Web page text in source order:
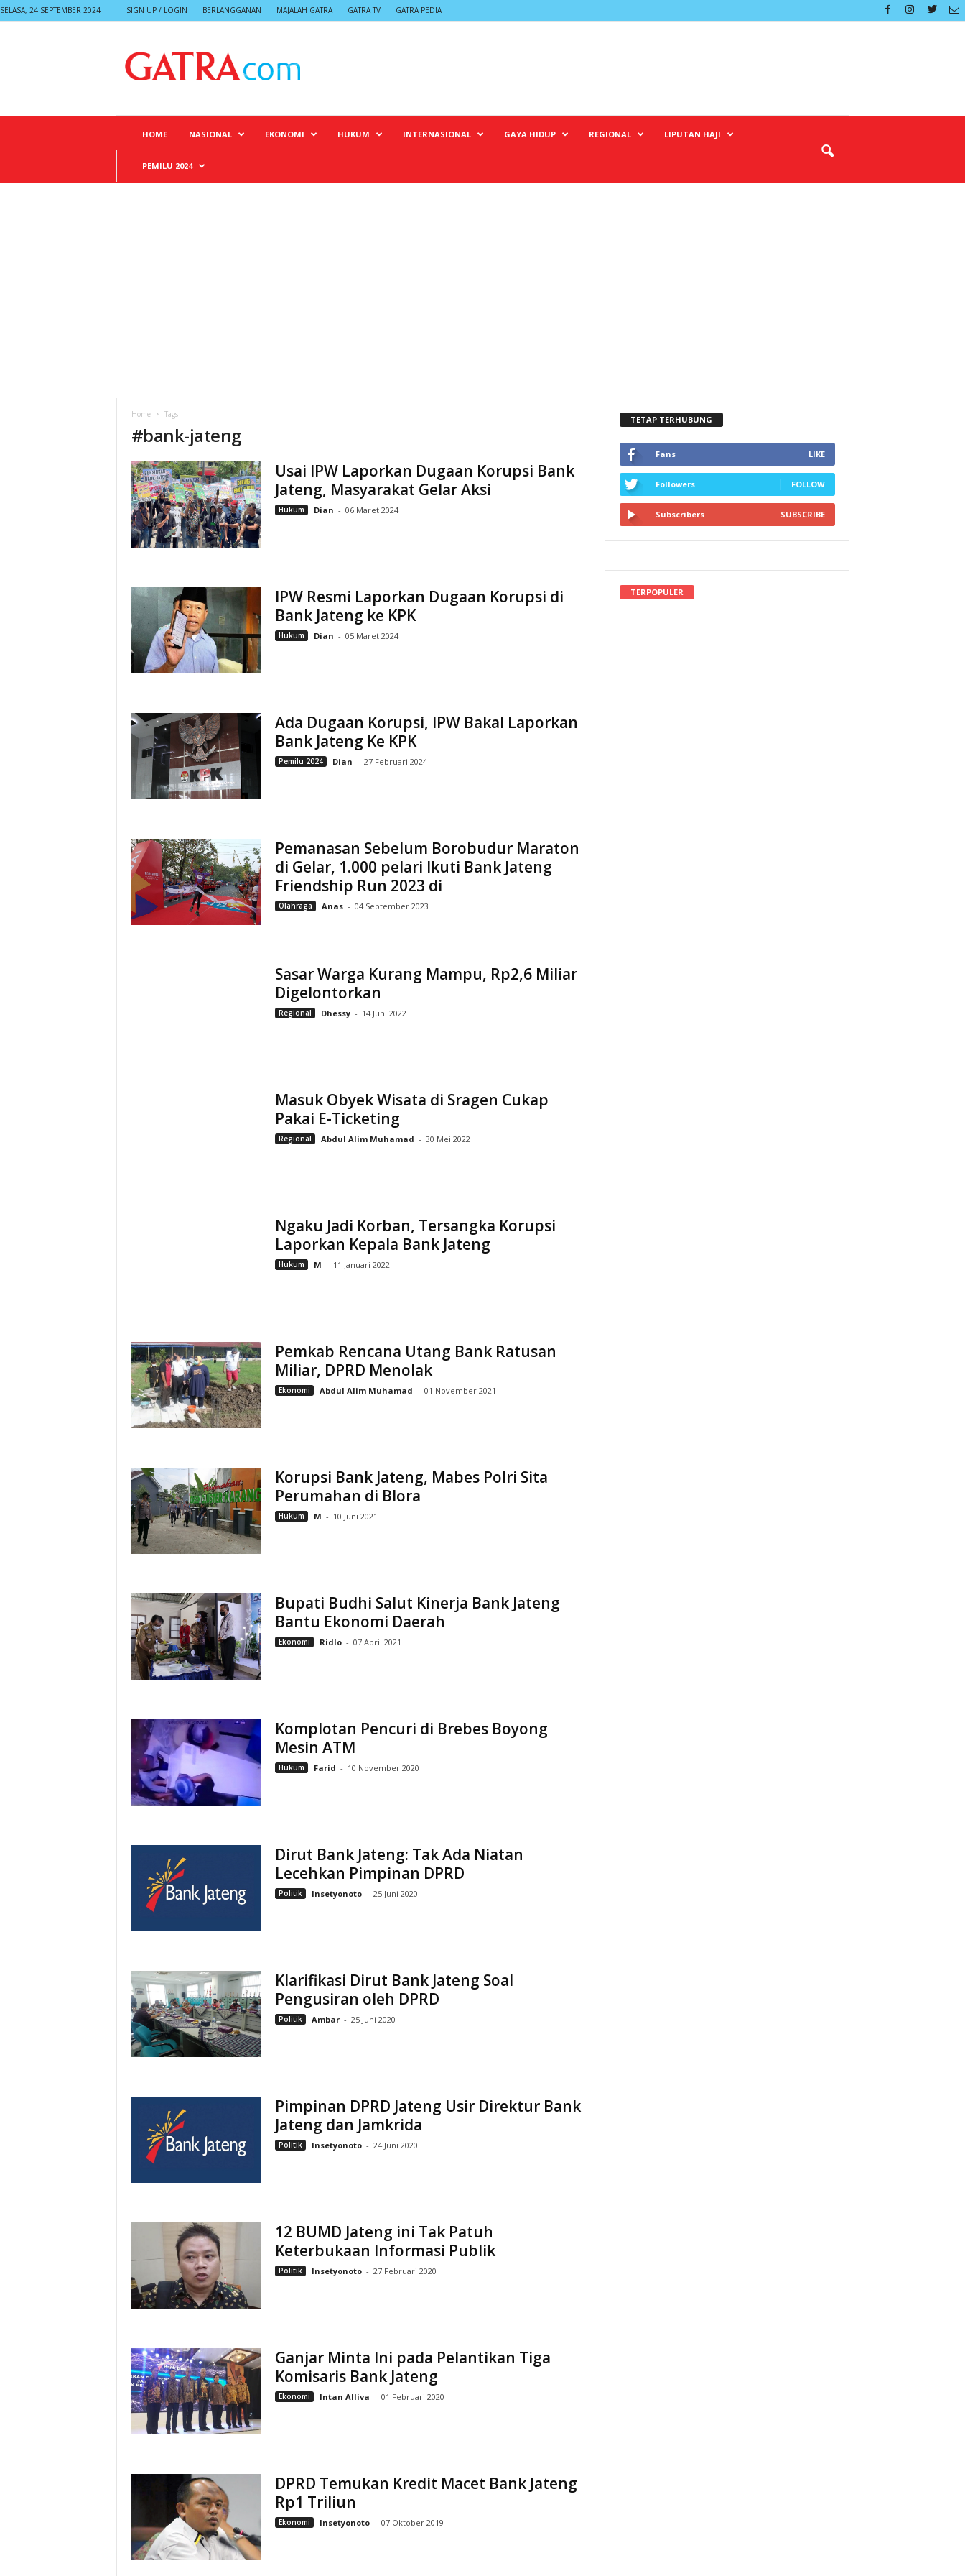
SELASA, 24 SEPTEMBER 2024 SIGN UP / LOGIN BERLANGGANAN MAJALAH GATRA GATRA TV GATRA PEDIA
HOME NASIONAL EKONOMI HUKUM INTERNASIONAL GAYA HIDUP REGIONAL LIPUTAN HAJI
PEMILU 2024
Home Tags
#bank-jateng
Usai IPW Laporkan Dugaan Korupsi Bank
Jateng, Masyarakat Gelar Aksi
Hukum Dian - 06 Maret 2024
IPW Resmi Laporkan Dugaan Korupsi di
Bank Jateng ke KPK
Hukum Dian - 05 Maret 2024
Ada Dugaan Korupsi, IPW Bakal Laporkan
Bank Jateng Ke KPK
Pemilu 2024 Dian - 27 Februari 2024
Pemanasan Sebelum Borobudur Maraton
di Gelar, 1.000 pelari Ikuti Bank Jateng
Friendship Run 2023 di
Olahraga Anas - 04 September 2023
Sasar Warga Kurang Mampu, Rp2,6 Miliar
Digelontorkan
Regional Dhessy - 14 Juni 2022
Masuk Obyek Wisata di Sragen Cukap
Pakai E-Ticketing
Regional Abdul Alim Muhamad - 30 Mei 2022
Ngaku Jadi Korban, Tersangka Korupsi
Laporkan Kepala Bank Jateng
Hukum M - 11 Januari 2022
Pemkab Rencana Utang Bank Ratusan
Miliar, DPRD Menolak
Ekonomi Abdul Alim Muhamad - 01 November 2021
Korupsi Bank Jateng, Mabes Polri Sita
Perumahan di Blora
Hukum M - 10 Juni 2021
Bupati Budhi Salut Kinerja Bank Jateng
Bantu Ekonomi Daerah
Ekonomi Ridlo - 07 April 2021
Komplotan Pencuri di Brebes Boyong
Mesin ATM
Hukum Farid - 10 November 2020
Dirut Bank Jateng: Tak Ada Niatan
Lecehkan Pimpinan DPRD
Politik Insetyonoto - 25 Juni 2020
Klarifikasi Dirut Bank Jateng Soal
Pengusiran oleh DPRD
Politik Ambar - 25 Juni 2020
Pimpinan DPRD Jateng Usir Direktur Bank
Jateng dan Jamkrida
Politik Insetyonoto - 24 Juni 2020
12 BUMD Jateng ini Tak Patuh
Keterbukaan Informasi Publik
Politik Insetyonoto - 27 Februari 2020
Ganjar Minta Ini pada Pelantikan Tiga
Komisaris Bank Jateng
Ekonomi Intan Alliva - 01 Februari 2020
DPRD Temukan Kredit Macet Bank Jateng
Rp1 Triliun
Ekonomi Insetyonoto - 07 Oktober 2019
TETAP TERHUBUNG
Fans LIKE
Followers FOLLOW
Subscribers SUBSCRIBE
TERPOPULER